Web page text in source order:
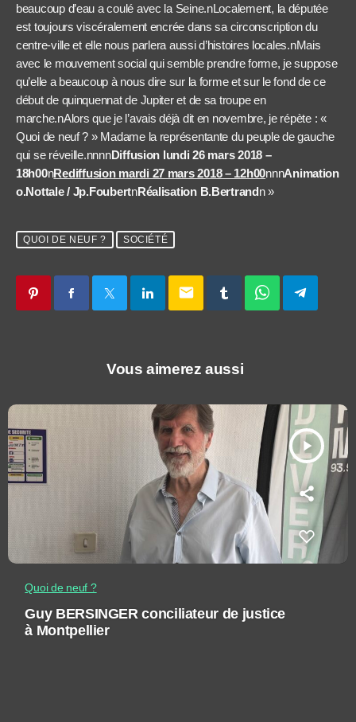
beaucoup d’eau a coulé avec la Seine.nLocalement, la députée
est toujours viscéralement encrée dans sa circonscription du
centre-ville et elle nous parlera aussi d’histoires locales.nMais
avec le mouvement social qui semble prendre forme, je suppose
qu’elle a beaucoup à nous dire sur la forme et sur le fond de ce
début de quinquennat de Jupiter et de sa troupe en
marche.nAlors que je l’avais déjà dit en novembre, je répète : «
Quoi de neuf ? » Madame la représentante du peuple de gauche
qui se réveille.nnnnDiffusion lundi 26 mars 2018 –
18h00nRediffusion mardi 27 mars 2018 – 12h00nnnAnimation
o.Nottale / Jp.FoubertnRéalisation B.Bertrandn »
QUOI DE NEUF ? SOCIÉTÉ
email
Vous aimerez aussi
play_arrow
Quoi de neuf ?
Guy BERSINGER conciliateur de justice
à Montpellier